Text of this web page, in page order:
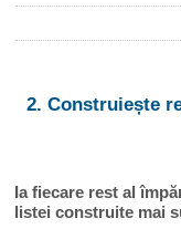
2. Construiește
Ia fiecare rest al
listei construite mai